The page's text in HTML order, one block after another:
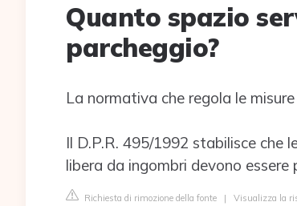
Quanto spazio
parcheggio?
La normativa che regola le
Il D.P.R. 495/1992 stabilisce che
libera da ingombri devono essere
Richiesta di rimozione della fonte | Visualizza la